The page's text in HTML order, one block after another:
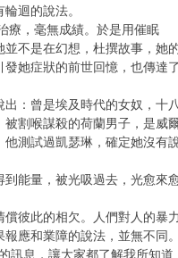
迴的說法。
，毫無成績。於是用催眠
不是在幻想，杜撰故事，她
她症狀的前世回憶，也傳達了
：曾是埃及時代的女奴，十八
割喉謀殺的荷蘭男子，是威
測試過凱瑟琳，確定她沒有
能量，被光吸過去，光愈來
彼此的相欠。人們對人的暴力
應和業障的說法，並無不同。
息，讓大家都了解我所知道